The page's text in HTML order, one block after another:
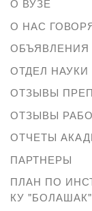
О ВУЗЕ
О НАС
ОБЪЯВЛЕНИЯ
ОТДЕЛ
ОТЗЫВЫ
ОТЗЫВЫ
ОТЧЕТЫ
ПАРТНЕРЫ
ПЛАН ПО
КУ "БОЛАШАК"